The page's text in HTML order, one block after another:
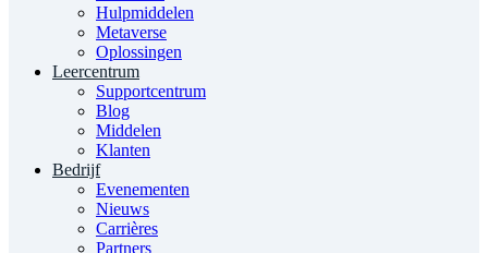
Hulpmiddelen
Metaverse
Oplossingen
Leercentrum
Supportcentrum
Blog
Middelen
Klanten
Bedrijf
Evenementen
Nieuws
Carrières
Partners